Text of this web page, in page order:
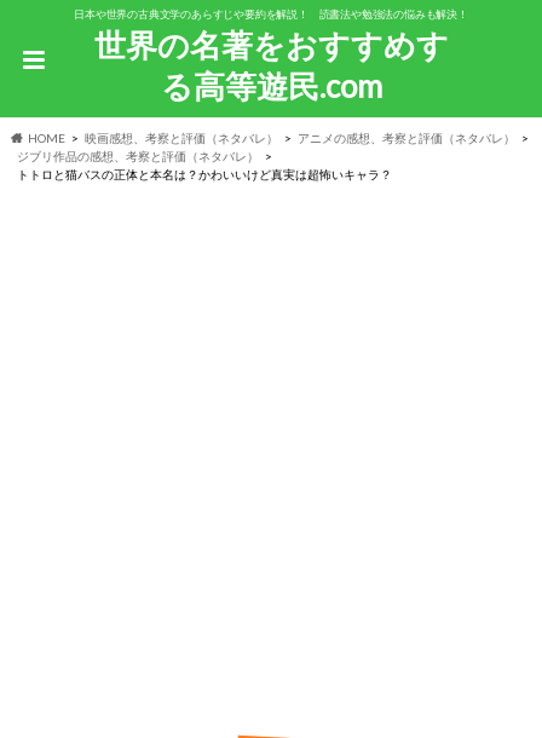
日本や世界の古典文学のあらすじや要約を解説！ 読書法や勉強法の悩みも解決！
世界の名著をおすすめす
る高等遊民.com
HOME 映画感想、考察と評価（ネタバレ）
アニメの感想、考察と評価（ネタバレ）
ジブリ作品の感想、考察と評価（ネタバレ）
トトロと猫バスの正体と本名は？かわいいけど真実は超怖いキャラ？